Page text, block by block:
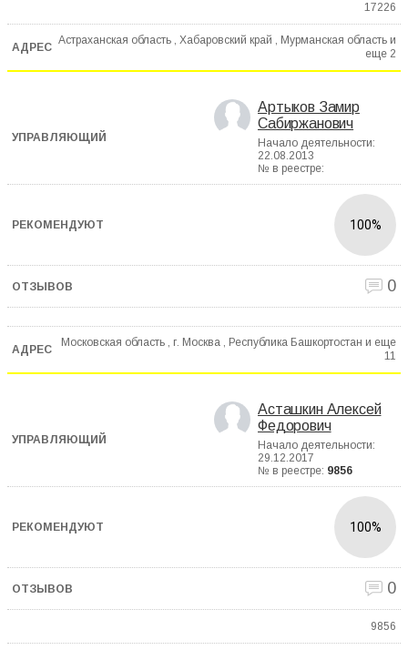
17226
Астраханская область , Хабаровский край , Мурманская область и
еще 2
Артыков Замир
Сабиржанович
Начало деятельности:
22.08.2013
№ в реестре:
100%
0
Московская область , г. Москва , Республика Башкортостан и еще
11
Асташкин Алексей
Федорович
Начало деятельности:
29.12.2017
№ в реестре: 9856
100%
0
9856